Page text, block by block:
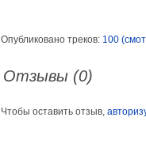
Опубликовано треков: 100
Отзывы (0)
Чтобы оставить отзыв,